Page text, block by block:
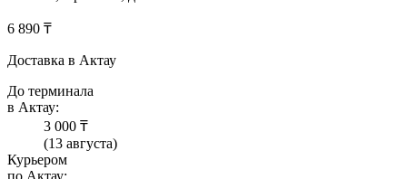
6 890 ₸
Доставка в Актау
До терминала
в Актау:
3 000 ₸
(13 августа)
Курьером